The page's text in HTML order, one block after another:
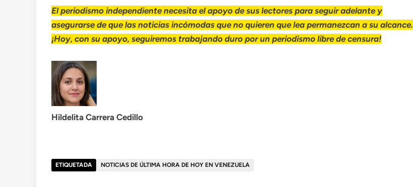
El periodismo independiente necesita el apoyo de sus lectores para seguir adelante y
asegurarse de que las noticias incómodas que no quieren que lea permanezcan a su alcance.
¡Hoy, con su apoyo, seguiremos trabajando duro por un periodismo libre de censura!
Hildelita Carrera Cedillo
ETIQUETADA NOTICIAS DE ÚLTIMA HORA DE HOY EN VENEZUELA